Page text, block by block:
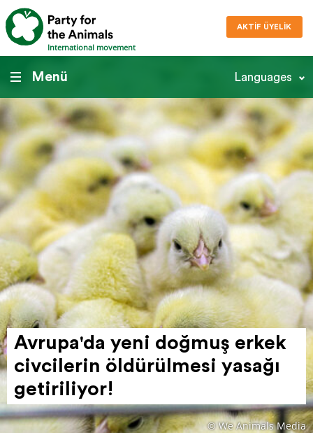
International movement
AKTIF ÜYELIK
Menü Languages
Avrupa'da yeni doğmuş erkek
civci­lerin öldürülmesi yasağı
geti­ri­liyor!
© We Animals Media